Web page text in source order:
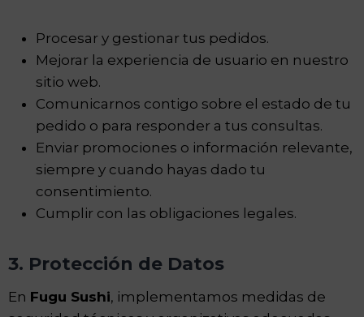
Procesar y gestionar tus pedidos.
Mejorar la experiencia de usuario en nuestro
sitio web.
Comunicarnos contigo sobre el estado de tu
pedido o para responder a tus consultas.
Enviar promociones o información relevante,
siempre y cuando hayas dado tu
consentimiento.
Cumplir con las obligaciones legales.
3. Protección de Datos
En Fugu Sushi, implementamos medidas de